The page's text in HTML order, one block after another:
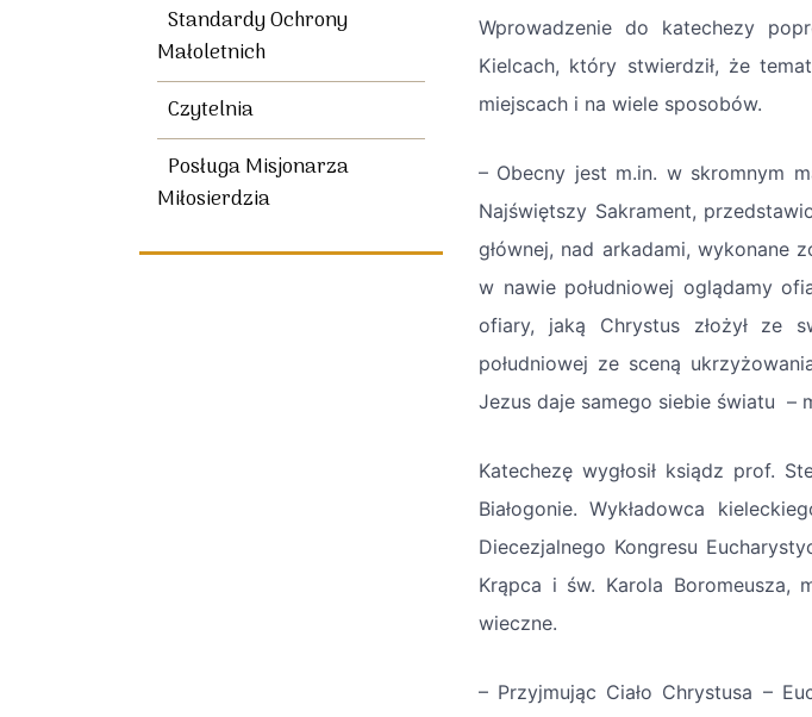
Standardy Ochrony
Małoletnich
Czytelnia
Posługa Misjonarza
Miłosierdzia
Wprowadzenie do katechezy
Kielcach, który stwierdził, że
miejscach i na wiele sposobów.
– Obecny jest m.in. w skromnym
Najświętszy Sakrament,
głównej, nad arkadami, wykonane
w nawie południowej oglądamy
ofiary, jaką Chrystus złożył ze
południowej ze sceną
Jezus daje samego siebie światu –
Katechezę wygłosił ksiądz prof.
Białogonie. Wykładowca
Diecezjalnego Kongresu
Krąpca i św. Karola Boromeusza,
wieczne.
– Przyjmując Ciało Chrystusa –